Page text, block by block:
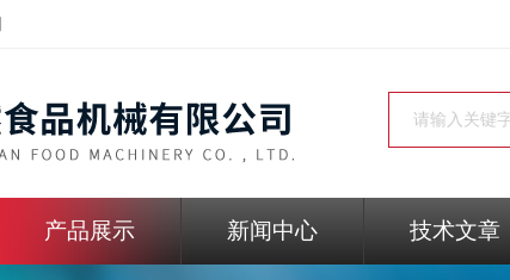
产品展示 新闻中心 技术文章